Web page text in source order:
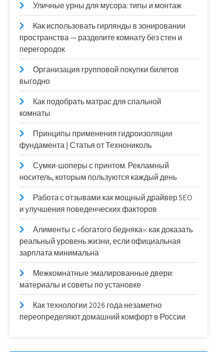
Уличные урны для мусора: типы и монтаж
Как использовать гирлянды в зонировании
пространства — разделите комнату без стен и
перегородок
Организация групповой покупки билетов
выгодно
Как подобрать матрас для спальной
комнаты
Принципы применения гидроизоляции
фундамента | Статья от Технониколь
Сумки-шоперы с принтом. Рекламный
носитель, которым пользуются каждый день
Работа с отзывами как мощный драйвер SEO
и улучшения поведенческих факторов
Алименты с «богатого бедняка»: как доказать
реальный уровень жизни, если официальная
зарплата минимальна
Межкомнатные эмалированные двери:
материалы и советы по установке
Как технологии 2026 года незаметно
переопределяют домашний комфорт в России